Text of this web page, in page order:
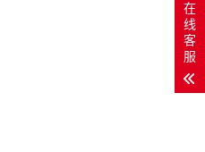
在
线
客
服